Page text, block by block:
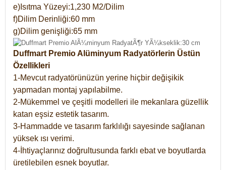
e)Isıtma Yüzeyi:1,230 M2/Dilim
f)Dilim Derinliği:60 mm
g)Dilim genişliği:65 mm
Duffmart Premio Alüminyum Radyatörlerin Üstün
Özellikleri
1-Mevcut radyatörünüzün yerine hiçbir değişikik
yapmadan montaj yapılabilme.
2-Mükemmel ve çeşitli modelleri ile mekanlara güzellik
katan eşsiz estetik tasarım.
3-Hammadde ve tasarım farklılığı sayesinde sağlanan
yüksek ısı verimi.
4-İhtiyaçlarınız doğrultusunda farklı ebat ve boyutlarda
üretilebilen esnek boyutlar.